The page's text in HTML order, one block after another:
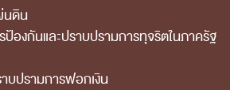
นดิน
องกันและปราบปรามการทุจริตในภาครัฐ
บปรามการฟอกเงิน